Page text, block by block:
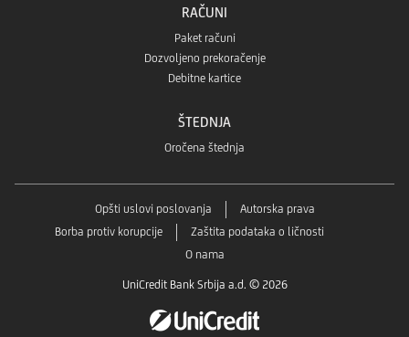
RAČUNI
Paket računi
Dozvoljeno prekoračenje
Debitne kartice
ŠTEDNJA
Oročena štednja
Opšti uslovi poslovanja
Autorska prava
Borba protiv korupcije
Zaštita podataka o ličnosti
O nama
UniCredit Bank Srbija a.d. © 2026